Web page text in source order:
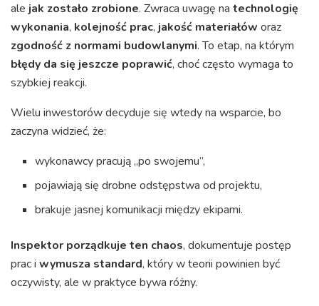
ale jak zostało zrobione. Zwraca uwagę na technologię
wykonania, kolejność prac, jakość materiałów oraz
zgodność z normami budowlanymi. To etap, na którym
błędy da się jeszcze poprawić, choć często wymaga to
szybkiej reakcji.
Wielu inwestorów decyduje się wtedy na wsparcie, bo
zaczyna widzieć, że:
wykonawcy pracują „po swojemu”,
pojawiają się drobne odstępstwa od projektu,
brakuje jasnej komunikacji między ekipami.
Inspektor porządkuje ten chaos, dokumentuje postęp
prac i wymusza standard, który w teorii powinien być
oczywisty, ale w praktyce bywa różny.